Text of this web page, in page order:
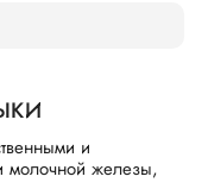
и
молочной железы,